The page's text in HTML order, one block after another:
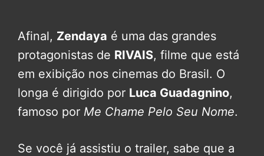
Afinal, Zendaya é uma das grandes
protagonistas de RIVAIS, filme que está
em exibição nos cinemas do Brasil. O
longa é dirigido por Luca Guadagnino,
famoso por Me Chame Pelo Seu Nome.
Se você já assistiu o trailer, sabe que a